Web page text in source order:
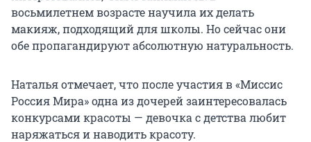
восьмилетнем возрасте научила их делать
макияж, подходящий для школы. Но сейчас они
обе пропагандируют абсолютную натуральность.
Наталья отмечает, что после участия в «Миссис
Россия Мира» одна из дочерей заинтересовалась
конкурсами красоты — девочка с детства любит
наряжаться и наводить красоту.